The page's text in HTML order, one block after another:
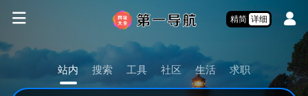
精简 详细
站内 搜索 工具 社区 生活 求职